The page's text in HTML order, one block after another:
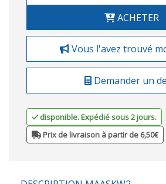
ACHETER
Vous l'avez trouvé
Demander un
disponible. Expédié sous 2 jours.
Prix de livraison à partir de 6,50€